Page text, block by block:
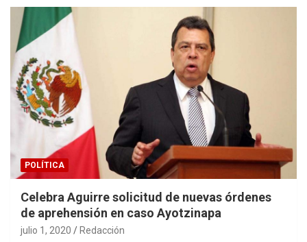
POLÍTICA
Celebra Aguirre solicitud de nuevas órdenes
de aprehensión en caso Ayotzinapa
julio 1, 2020 Redacción